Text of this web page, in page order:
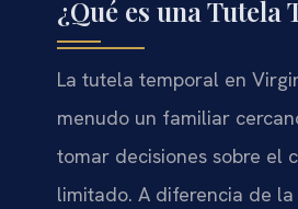
¿Qué es una
La tutela temporal en
menudo un familiar
tomar decisiones sobre el
limitado. A diferencia de